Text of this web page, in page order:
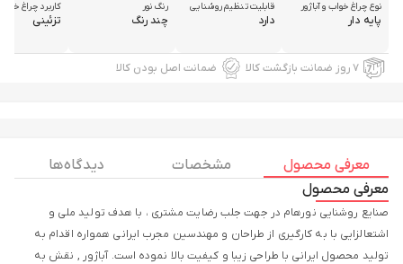
نوع چراغ خواب و آباژور
پایه دار
قابلیت تنظیم روشنایی
دارد
رنگ نور
چند رنگ
کاربرد چراغ خواب
تزئینی
۷ روز ضمانت بازگشت کالا ضمانت اصل بودن کالا
معرفی محصول مشخصات
دیدگاه ها
معرفی محصول
صنایع روشنایی نورهام در جهت جلب رضایت مشتری ، با هدف تولید ملی و
اشتعالزایی با به کارگیری از طراحان و مهندسین مجرب ایرانی همواره اقدام به
تولید محصول ایرانی با طراحی زیبا و کیفیت بالا نموده است. آباژور , نقش به